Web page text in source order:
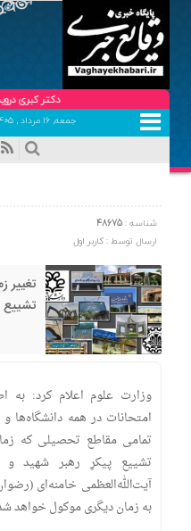
دکتر کبری درویش
جمعه, ۱۶ مرداد , ۱۴۰۵ برابر با 23 صفر 1448 - Friday, 7 August , 2026
شناسه :48675
ارسال توسط :کاربر اول
تغییر
تشییع
وزارت علوم اعلام کرد: به
امتحانات در همه
تمامی مقاطع تحصیلی که
تشییع پیکرِ رهبر شهید
آیت‌الله‌العظمی خامنه‌ای
به زمان دیگری موکول خواهد